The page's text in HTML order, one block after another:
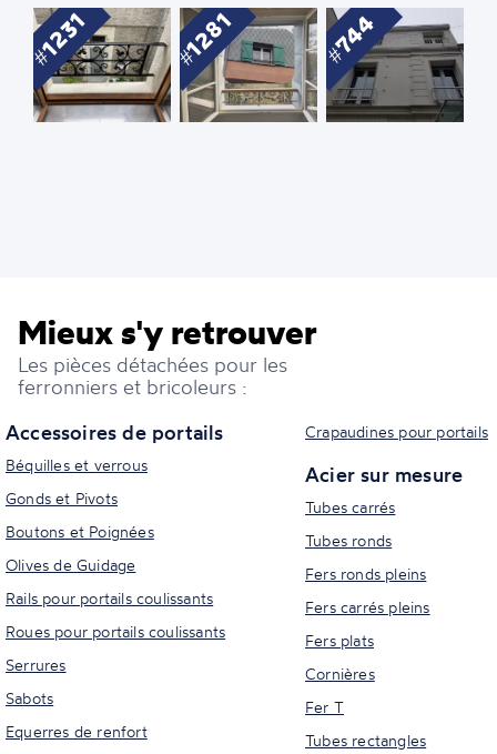
1231 1281 744
Mieux s'y retrouver
Les pièces détachées pour les
ferronniers et bricoleurs :
Accessoires de portails
Béquilles et verrous
Gonds et Pivots
Boutons et Poignées
Olives de Guidage
Rails pour portails coulissants
Roues pour portails coulissants
Serrures
Sabots
Equerres de renfort
Crapaudines pour portails
Acier sur mesure
Tubes carrés
Tubes ronds
Fers ronds pleins
Fers carrés pleins
Fers plats
Cornières
Fer T
Tubes rectangles